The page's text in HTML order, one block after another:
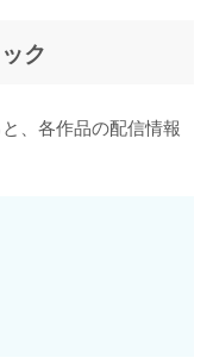
ク
、各作品の配信情報